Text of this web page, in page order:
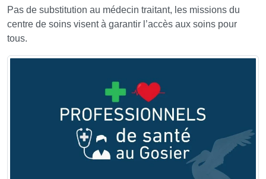
Pas de substitution au médecin traitant, les missions du
centre de soins visent à garantir l’accès aux soins pour
tous.